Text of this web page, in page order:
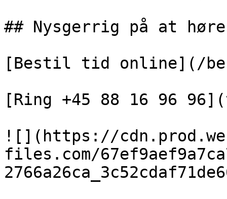
## Nysgerrig på at høre
[Bestil tid online](/
[Ring +45 88 16 96
![](https://
files.com/